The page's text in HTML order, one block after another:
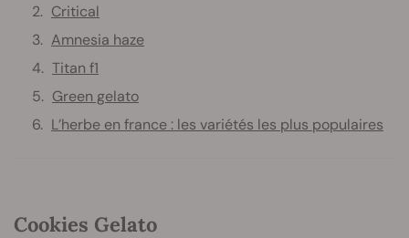
Critical
Amnesia haze
Titan f1
Green gelato
L’herbe en france : les variétés les plus populaires
Cookies Gelato